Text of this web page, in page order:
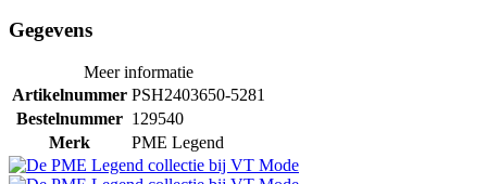
Gegevens
Meer informatie
Artikelnummer PSH2403650-5281
Bestelnummer 129540
Merk
PME Legend